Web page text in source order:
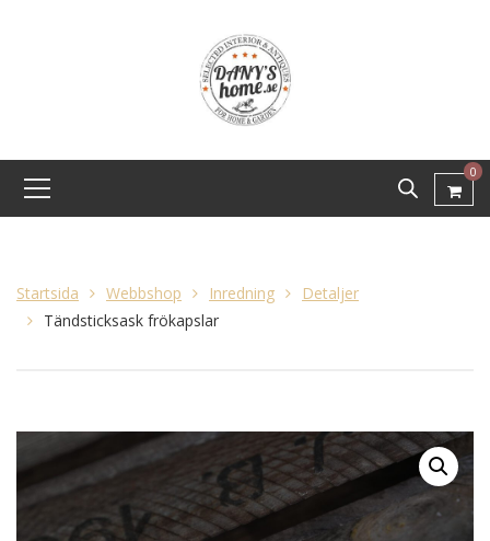
0
Startsida Webbshop Inredning
Detaljer
Tändsticksask frökapslar